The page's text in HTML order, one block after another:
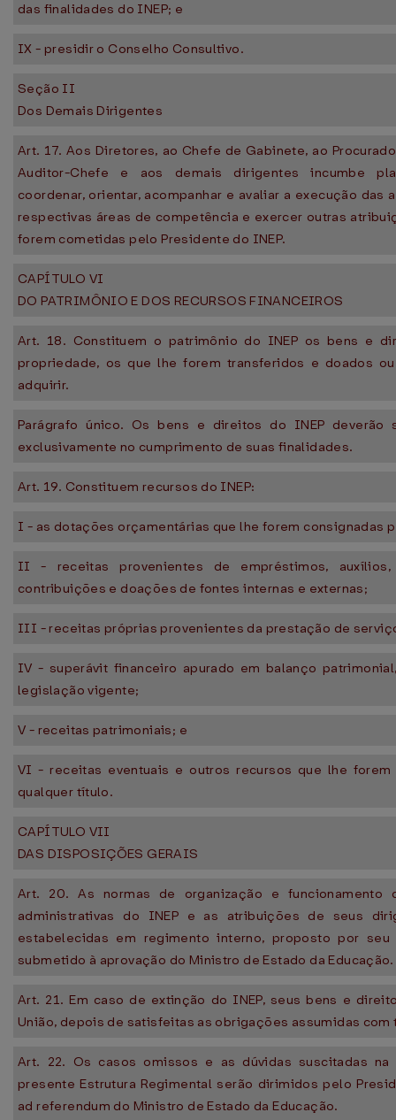
das finalidades do INEP; e
IX - presidir o Conselho Consultivo.
Seção II
Dos Demais Dirigentes
Art. 17. Aos Diretores, ao Chefe de Gabinete, ao
Auditor-Chefe e aos demais dirigentes incumbe
coordenar, orientar, acompanhar e avaliar a execução das
respectivas áreas de competência e exercer outras
forem cometidas pelo Presidente do INEP.
CAPÍTULO VI
DO PATRIMÔNIO E DOS RECURSOS FINANCEIROS
Art. 18. Constituem o patrimônio do INEP os bens e
propriedade, os que lhe forem transferidos e doados
adquirir.
Parágrafo único. Os bens e direitos do INEP deverão
exclusivamente no cumprimento de suas finalidades.
Art. 19. Constituem recursos do INEP:
I - as dotações orçamentárias que lhe forem consignadas
II - receitas provenientes de empréstimos, auxílios,
contribuições e doações de fontes internas e externas;
III - receitas próprias provenientes da prestação de
IV - superávit financeiro apurado em balanço
legislação vigente;
V - receitas patrimoniais; e
VI - receitas eventuais e outros recursos que lhe forem
qualquer título.
CAPÍTULO VII
DAS DISPOSIÇÕES GERAIS
Art. 20. As normas de organização e funcionamento
administrativas do INEP e as atribuições de seus
estabelecidas em regimento interno, proposto por seu
submetido à aprovação do Ministro de Estado da Educação.
Art. 21. Em caso de extinção do INEP, seus bens e
União, depois de satisfeitas as obrigações assumidas
Art. 22. Os casos omissos e as dúvidas suscitadas na
presente Estrutura Regimental serão dirimidos pelo
ad referendum do Ministro de Estado da Educação.